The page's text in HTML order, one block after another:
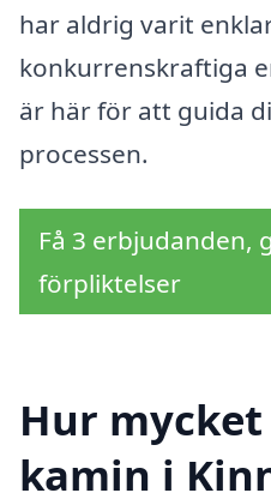
har aldrig varit
konkurrenskraftiga
är här för att guida
processen.
Få 3 erbjudanden,
förpliktelser
Hur
kamin i